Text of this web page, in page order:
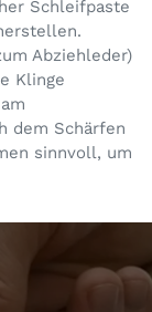
Schleifpaste
Abziehleder)
Klinge
dem Schärfen
sinnvoll, um